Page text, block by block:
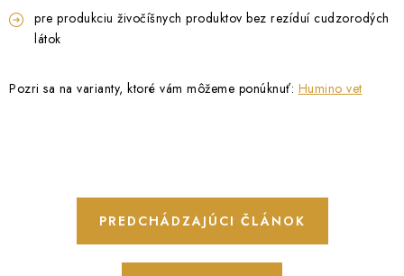
pre produkciu živočíšnych produktov bez rezíduí cudzorodých
látok
Pozri sa na varianty, ktoré vám môžeme ponúknuť: Humino vet
PREDCHÁDZAJÚCI ČLÁNOK